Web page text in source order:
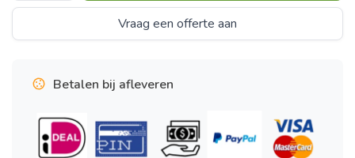
Vraag een offerte aan
Betalen bij afleveren